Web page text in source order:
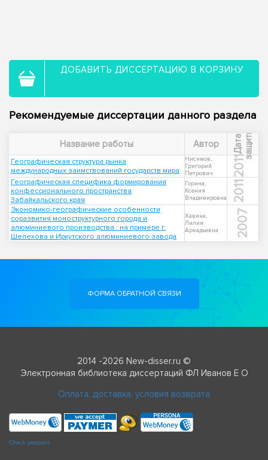
ДОБАВИТЬ ДИССЕРТАЦИЮ В КОРЗИНУ
Рекомендуемые диссертации данного раздела
Название работы Автор Д
а
т
а
з
а
щ
и
т ы
Географическая структура рынка
международных заимствований государств мира
Нисимов,
Григорий
Петрович
2011
Географическая специфика формирования
конфессионального пространства
Забайкальского края
Горина,
Ксения
Владимировна
2011
Экономико-географические особенности
соразвития моноструктурного города и
алюминиевого производства : на примере г.
Шелехова и Иркутского алюминиевого завода
Хавина,
Лилия
Аркадьевна
2007
ФОРМА ОБРАТНОЙ СВЯЗИ
2014 -2026 New-disser.ru ©
Электронная библиотека диссертаций ФЛ Иванов Е О
Оплата, доставка, условия возврата
Check passport